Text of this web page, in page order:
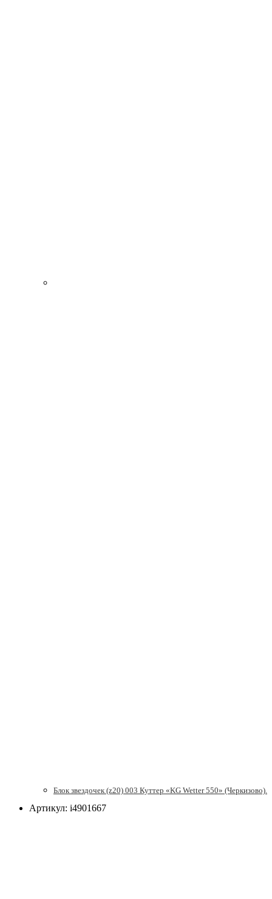
Блок звездочек (z20) 003 Куттер «KG Wetter 550» (Черкизово).
Артикул: i4901667